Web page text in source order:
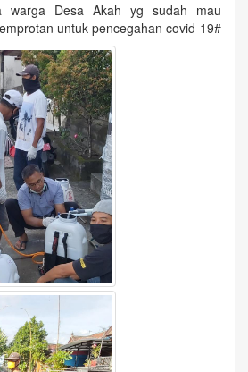
warga Desa Akah yg sudah mau
untuk pencegahan covid-19#